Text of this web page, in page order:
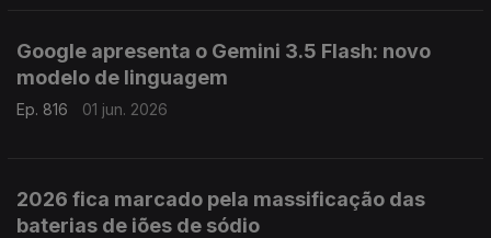
Google apresenta o Gemini 3.5 Flash: novo
modelo de linguagem
Ep. 816 01 jun. 2026
2026 fica marcado pela massificação das
baterias de iões de sódio